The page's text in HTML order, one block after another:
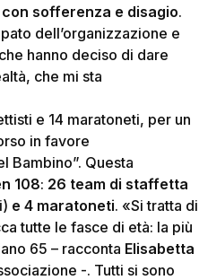
sofferenza e disagio.
dell’organizzazione e
hanno deciso di dare
che mi sta
e 14 maratoneti, per un
in favore
Bambino”. Questa
108: 26 team di staffetta
e 4 maratoneti. «Si tratta di
tutte le fasce di età: la più
65 – racconta Elisabetta
-. Tutti si sono